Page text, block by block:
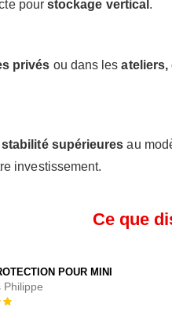
pour stockage vertical .
privés ou dans les
supérieures au
investissement.
Ce que
POUR MINI
Philippe
: